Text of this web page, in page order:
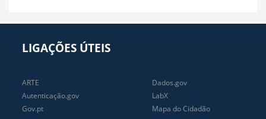
LIGAÇÕES ÚTEIS
ARTE
Autenticação.gov
Gov.pt
Dados.gov
LabX
Mapa do Cidadão